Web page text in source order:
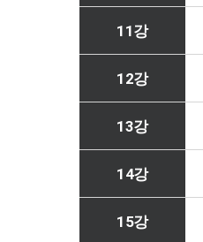
11강
12강
13강
14강
15강